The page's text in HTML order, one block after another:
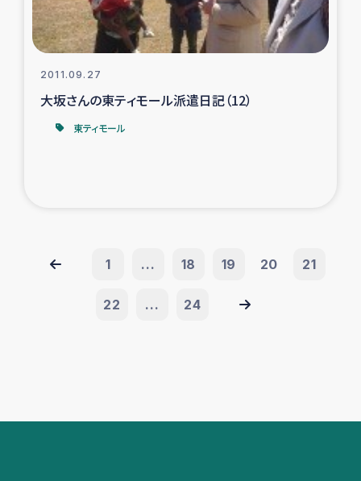
2011.09.27
大坂さんの東ティモール派遣日記（12）
東ティモール
1 ... 18 19 20 21
22 ... 24